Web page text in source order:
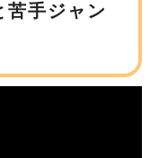
苦手ジャン